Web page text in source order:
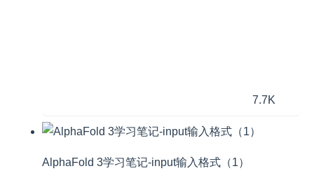
7.7K
AlphaFold 3学习笔记-input输入格式（1）